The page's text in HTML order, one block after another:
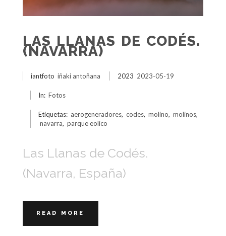
LAS LLANAS DE CODÉS.
(NAVARRA)
iantfoto iñaki antoñana 2023 2023-05-19
In: Fotos
Etiquetas: aerogeneradores, codes, molino, molinos,
navarra, parque eolico
Las Llanas de Codés.
(Navarra, España)
READ MORE